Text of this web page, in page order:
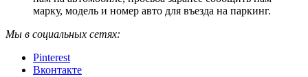
марку, модель и номер авто для въезда на паркинг.
Мы в социальных сетях:
Pinterest
Вконтакте